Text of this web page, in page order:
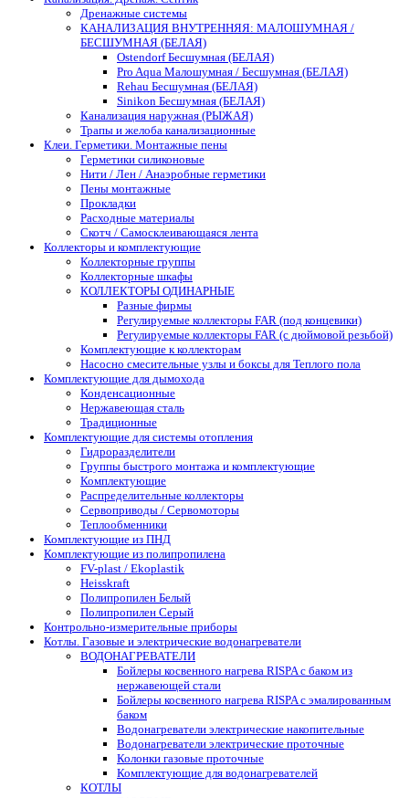
Дренажные системы
КАНАЛИЗАЦИЯ ВНУТРЕННЯЯ: МАЛОШУМНАЯ /
БЕСШУМНАЯ (БЕЛАЯ)
Ostendorf Бесшумная (БЕЛАЯ)
Pro Aqua Малошумная / Бесшумная (БЕЛАЯ)
Rehau Бесшумная (БЕЛАЯ)
Sinikon Бесшумная (БЕЛАЯ)
Канализация наружная (РЫЖАЯ)
Трапы и желоба канализационные
Клеи. Герметики. Монтажные пены
Герметики силиконовые
Нити / Лен / Анаэробные герметики
Пены монтажные
Прокладки
Расходные материалы
Скотч / Самосклеивающаяся лента
Коллекторы и комплектующие
Коллекторные группы
Коллекторные шкафы
КОЛЛЕКТОРЫ ОДИНАРНЫЕ
Разные фирмы
Регулируемые коллекторы FAR (под концевики)
Регулируемые коллекторы FAR (с дюймовой резьбой)
Комплектующие к коллекторам
Насосно смесительные узлы и боксы для Теплого пола
Комплектующие для дымохода
Конденсационные
Нержавеющая сталь
Традиционные
Комплектующие для системы отопления
Гидроразделители
Группы быстрого монтажа и комплектующие
Комплектующие
Распределительные коллекторы
Сервоприводы / Сервомоторы
Теплообменники
Комплектующие из ПНД
Комплектующие из полипропилена
FV-plast / Ekoplastik
Heisskraft
Полипропилен Белый
Полипропилен Серый
Контрольно-измерительные приборы
Котлы. Газовые и электрические водонагреватели
ВОДОНАГРЕВАТЕЛИ
Бойлеры косвенного нагрева RISPA с баком из
нержавеющей стали
Бойлеры косвенного нагрева RISPA с эмалированным
баком
Водонагреватели электрические накопительные
Водонагреватели электрические проточные
Колонки газовые проточные
Комплектующие для водонагревателей
КОТЛЫ